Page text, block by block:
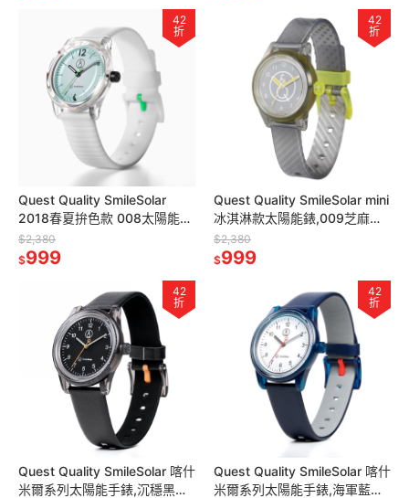
42
折
Quest Quality SmileSolar
2018春夏拚色款 008太陽能手
錶,日出白,35mm
$2,380
$999
42
折
Quest Quality SmileSolar mini
冰淇淋款太陽能錶,009芝麻乳
酪,30mm
$2,380
$999
42
折
Quest Quality SmileSolar 喀什
米爾系列太陽能手錶,沉穩黑
42
折
Quest Quality SmileSolar 喀什
米爾系列太陽能手錶,海軍藍